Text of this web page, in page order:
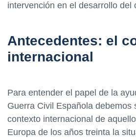
intervención en el desarrollo del
Antecedentes: el
internacional
Para entender el papel de la
Guerra Civil Española debemos
contexto internacional de
Europa de los años treinta la